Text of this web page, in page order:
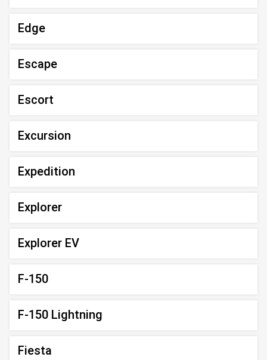
Edge
Escape
Escort
Excursion
Expedition
Explorer
Explorer EV
F-150
F-150 Lightning
Fiesta